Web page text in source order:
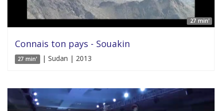
27 min'
Connais ton pays - Souakin
27 min' | Sudan | 2013